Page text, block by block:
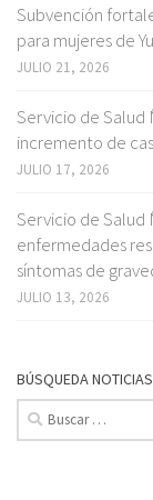
Subvención
para mujeres de
JULIO 21, 2026
Servicio de
incremento de
JULIO 17, 2026
Servicio de
enfermedades
síntomas de
JULIO 13, 2026
BÚSQUEDA NOTICIAS
Buscar: